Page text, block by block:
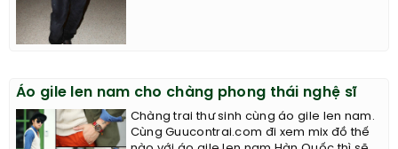
Áo gile len nam cho chàng phong thái nghệ sĩ
Chàng trai thư sinh cùng áo gile len nam.
Cùng Guucontrai.com đi xem mix đồ thế